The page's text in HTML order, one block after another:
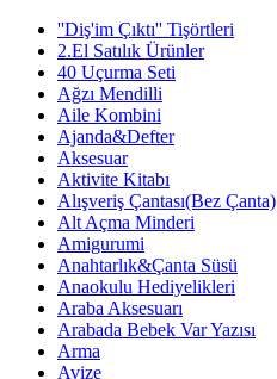
''Diş'im Çıktı'' Tişörtleri
2.El Satılık Ürünler
40 Uçurma Seti
Ağzı Mendilli
Aile Kombini
Ajanda&Defter
Aksesuar
Aktivite Kitabı
Alışveriş Çantası(Bez Çanta)
Alt Açma Minderi
Amigurumi
Anahtarlık&Çanta Süsü
Anaokulu Hediyelikleri
Araba Aksesuarı
Arabada Bebek Var Yazısı
Arma
Avize